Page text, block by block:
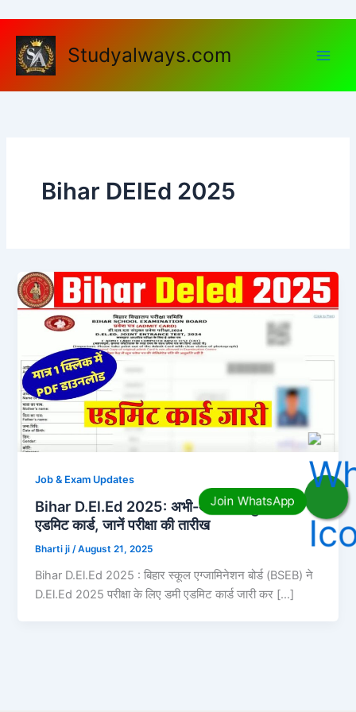
content
Studyalways.com
Bihar DElEd 2025
Job & Exam Updates
Bihar D.El.Ed 2025: अभी-अभी जारी हुआ डमी
एडमिट कार्ड, जानें परीक्षा की तारीख
Bharti ji/August 21, 2025
Bihar D.El.Ed 2025 : बिहार स्कूल एग्जामिनेशन बोर्ड (BSEB) ने
D.El.Ed 2025 परीक्षा के लिए डमी एडमिट कार्ड जारी कर […]